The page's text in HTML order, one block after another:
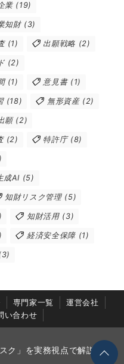
業(19)
知財(3)
(1) 出願戦略 (2)
(2)
(1) 意見書(1)
(18) 無形資産(2)
願(2)
(2) 特許庁(8)
成AI (5)
知財リスク管理(5)
知財活用(3)
経済安全保障(1)
専門家一覧
運営会社
い合わせ
ク」を実務視点で解説